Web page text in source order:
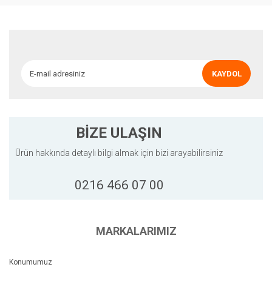
KAYDOL
BİZE ULAŞIN
Ürün hakkında detaylı bilgi almak için bizi arayabilirsiniz
0216 466 07 00
MARKALARIMIZ
Konumumuz